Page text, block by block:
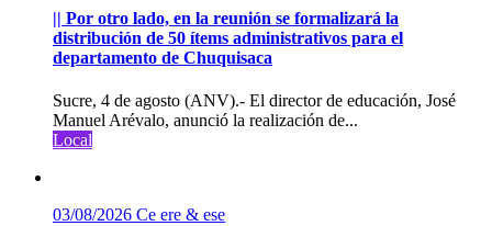
|| Por otro lado, en la reunión se formalizará la
distribución de 50 ítems administrativos para el
departamento de Chuquisaca
Sucre, 4 de agosto (ANV).- El director de educación, José
Manuel Arévalo, anunció la realización de...
Local
03/08/2026 Ce ere & ese